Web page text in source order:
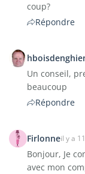
coup?
Répondre
Un conseil,
beaucoup
Répondre
Firlonneil y a
Bonjour, Je
avec mon